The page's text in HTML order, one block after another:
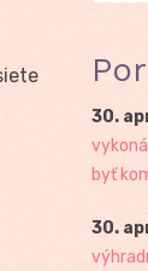
30.
byť
30.